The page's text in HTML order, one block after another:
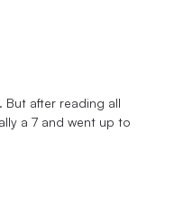
after reading all
a 7 and went up to